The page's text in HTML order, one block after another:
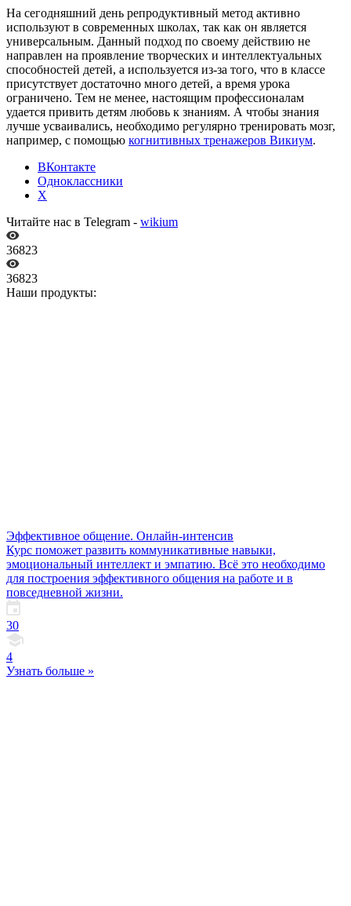
На сегодняшний день репродуктивный метод активно
используют в современных школах, так как он является
универсальным. Данный подход по своему действию не
направлен на проявление творческих и интеллектуальных
способностей детей, а используется из-за того, что в классе
присутствует достаточно много детей, а время урока
ограничено. Тем не менее, настоящим профессионалам
удается привить детям любовь к знаниям. А чтобы знания
лучше усваивались, необходимо регулярно тренировать мозг,
например, с помощью когнитивных тренажеров Викиум.
ВКонтакте
Одноклассники
X
Читайте нас в Telegram - wikium
36823
36823
Наши продукты:
Эффективное общение. Онлайн-интенсив
Курс поможет развить коммуникативные навыки,
эмоциональный интеллект и эмпатию. Всё это необходимо
для построения эффективного общения на работе и в
повседневной жизни.
30
4
Узнать больше »